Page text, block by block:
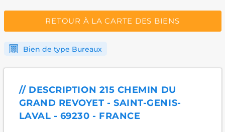
RETOUR À LA CARTE DES BIENS
Bien de type Bureaux
// DESCRIPTION 215 CHEMIN DU
GRAND REVOYET - SAINT-GENIS-
LAVAL - 69230 - FRANCE